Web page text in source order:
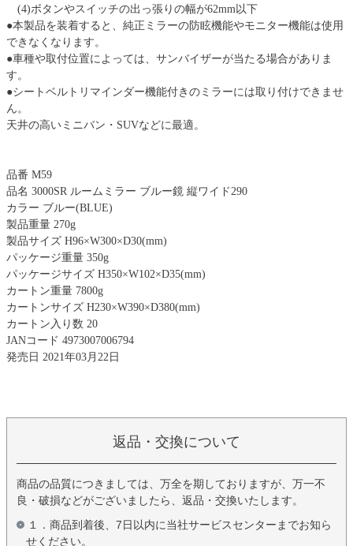
(4)ボタンやスイッチの出っ張りの幅が62mm以下
●本製品を装着すると、純正ミラーの防眩機能やモニター機能は使用
できなくなります。
●車種や取付位置によっては、サンバイザーが当たる場合がありま
す。
●シートベルトリマインダー機能付きのミラーには取り付けできませ
ん。
天井の高いミニバン・SUVなどに最適。
品番 M59
品名 3000SR ルームミラー ブルー鏡 縦ワイド290
カラー ブルー(BLUE)
製品重量 270g
製品サイズ H96×W300×D30(mm)
パッケージ重量 350g
パッケージサイズ H350×W102×D35(mm)
カートン重量 7800g
カートンサイズ H230×W390×D380(mm)
カートン入り数 20
JANコード 4973007006794
発売日 2021年03月22日
返品・交換について
商品の品質につきましては、万全を期しておりますが、万一不
良・破損などがございましたら、返品・交換いたします。
１．商品到着後、7日以内に当社サービスセンターまでお知ら
せください。